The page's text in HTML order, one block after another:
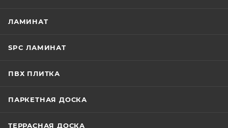
ЛАМИНАТ
SPC ЛАМИНАТ
ПВХ ПЛИТКА
ПАРКЕТНАЯ ДОСКА
ТЕРРАСНАЯ ДОСКА